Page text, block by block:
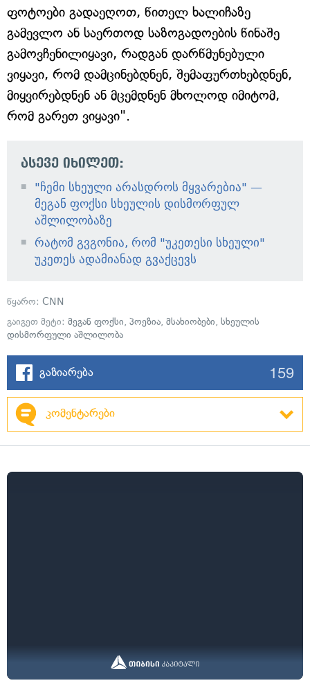
ფოტოები გადაეღოთ, წითელ ხალიჩაზე
გამევლო ან საერთოდ საზოგადოების წინაშე
გამოვჩენილიყავი, რადგან დარწმუნებული
ვიყავი, რომ დამცინებდნენ, შემაფურთხებდნენ,
მიყვირებდნენ ან მცემდნენ მხოლოდ იმიტომ,
რომ გარეთ ვიყავი".
ასევე იხილეთ:
"ჩემი სხეული არასდროს მყვარებია" —
მეგან ფოქსი სხეულის დისმორფულ
აშლილობაზე
რატომ გვგონია, რომ "უკეთესი სხეული"
უკეთეს ადამიანად გვაქცევს
წყარო: CNN
გაიგეთ მეტი: მეგან ფოქსი, პოეზია, მსახიობები, სხეულის
დისმორფული აშლილობა
გაზიარება 159
კომენტარები